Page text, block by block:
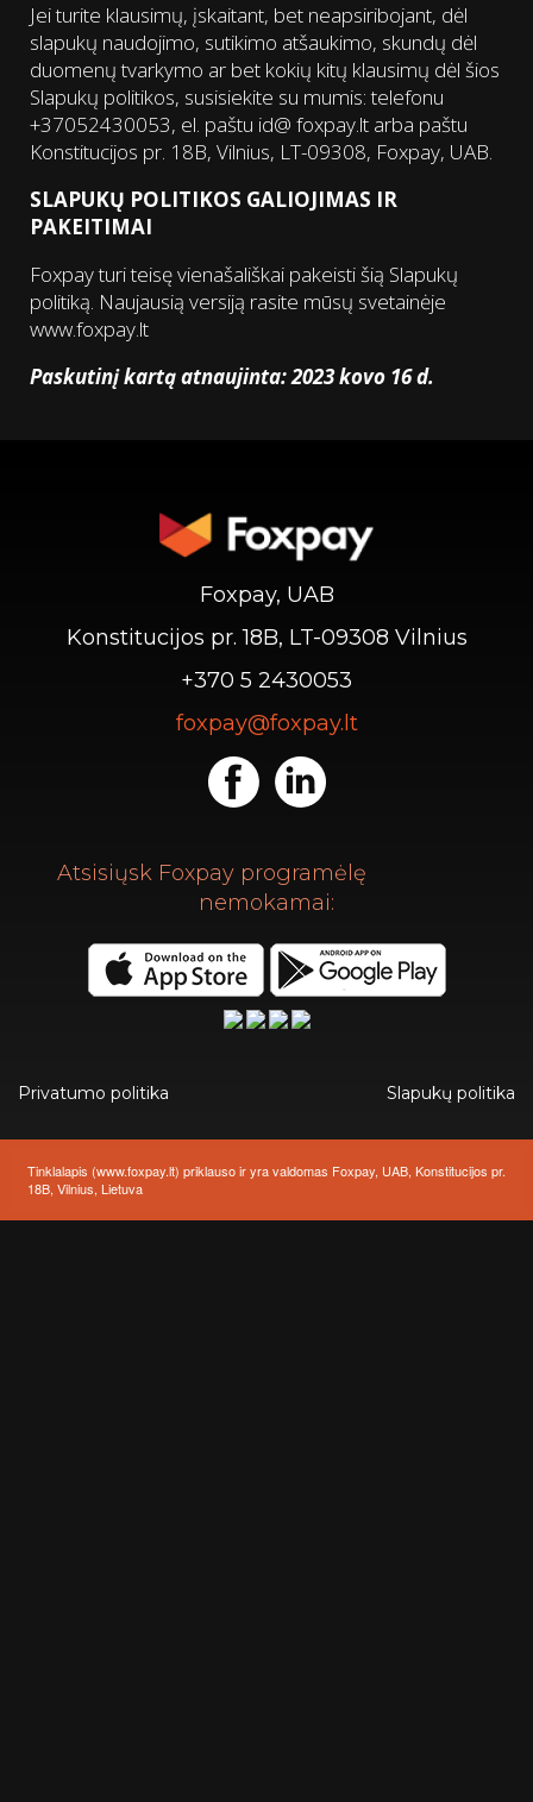
Jei turite klausimų, įskaitant, bet neapsiribojant, dėl
slapukų naudojimo, sutikimo atšaukimo, skundų dėl
duomenų tvarkymo ar bet kokių kitų klausimų dėl šios
Slapukų politikos, susisiekite su mumis: telefonu
+37052430053, el. paštu id@ foxpay.lt arba paštu
Konstitucijos pr. 18B, Vilnius, LT-09308, Foxpay, UAB.
SLAPUKŲ POLITIKOS GALIOJIMAS IR
PAKEITIMAI
Foxpay turi teisę vienašališkai pakeisti šią Slapukų
politiką. Naujausią versiją rasite mūsų svetainėje
www.foxpay.lt
Paskutinį kartą atnaujinta: 2023 kovo 16 d.
Foxpay, UAB
Konstitucijos pr. 18B, LT-09308 Vilnius
+370 5 2430053
foxpay@foxpay.lt
Atsisiųsk Foxpay programėlę
nemokamai:
Privatumo politika Slapukų politika
Tinklalapis (www.foxpay.lt) priklauso ir yra valdomas Foxpay, UAB, Konstitucijos pr.
18B, Vilnius, Lietuva